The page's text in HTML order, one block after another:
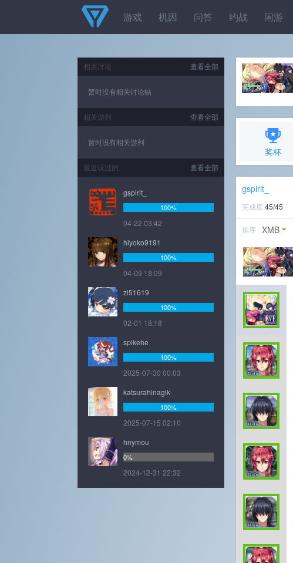
游戏 机因 问答 约战 闲游
奖杯
gspirit_
完成度 45/45
排序 XMB
查看全部
相关讨论
暂时没有相关讨论帖
查看全部
相关游列
暂时没有相关游列
查看全部
最近玩过的
gspirit_
100%
04-22 03:42
hiyoko9191
100%
04-09 18:09
zl51619
100%
02-01 18:18
spikehe
100%
2025-07-30 00:03
katsurahinagik
100%
2025-07-15 02:10
hnymou
0%
2024-12-31 22:32